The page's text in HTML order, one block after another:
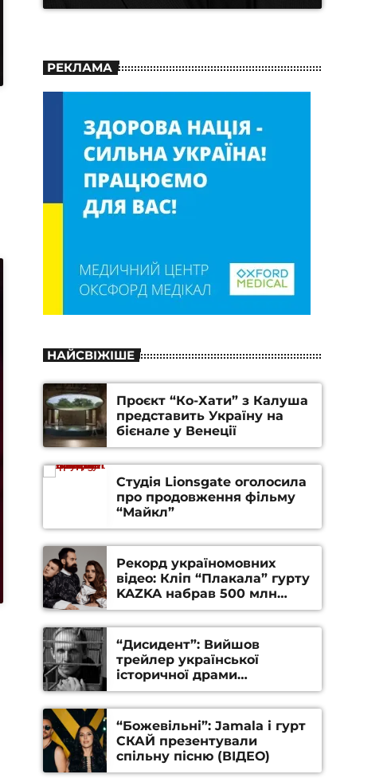
РЕКЛАМА
НАЙСВІЖІШЕ
Проєкт “Ко-Хати” з Калуша
представить Україну на
бієнале у Венеції
Студія Lionsgate оголосила
про продовження фільму
“Майкл”
Рекорд україномовних
відео: Кліп “Плакала” гурту
KAZKA набрав 500 млн
переглядів на YouTube
“Дисидент”: Вийшов
трейлер української
історичної драми
Станіслава Гуренка та
Андрія Алфьорова (ВІДЕО)
“Божевільні”: Jamala і гурт
СКАЙ презентували
спільну пісню (ВІДЕО)